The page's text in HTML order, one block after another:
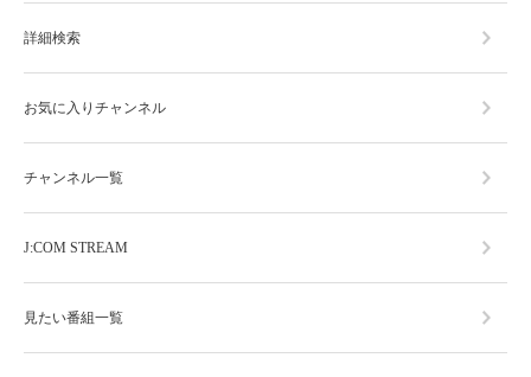
詳細検索
お気に入りチャンネル
チャンネル一覧
J:COM STREAM
見たい番組一覧